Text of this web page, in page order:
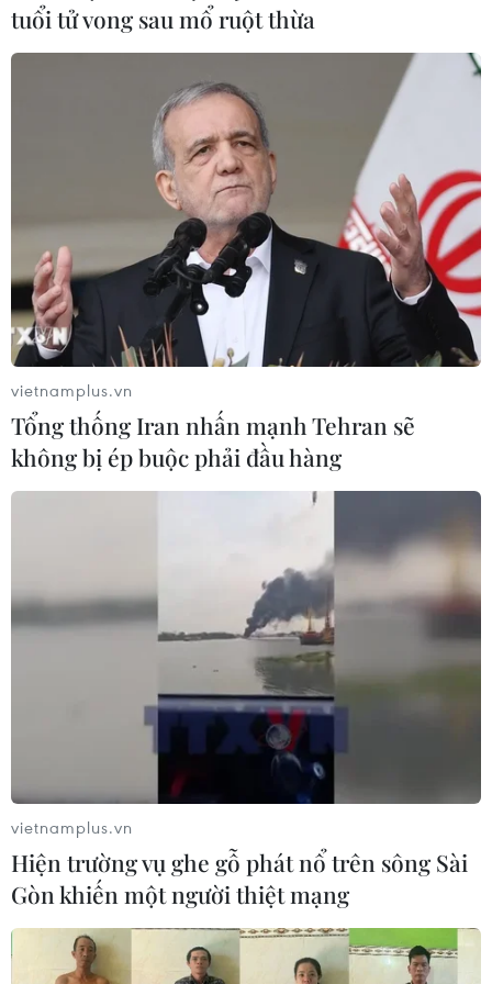
SPA đưa tin các nhà hòa giải lấy làm tiếc về việc các
bên tham chiến tại Sudan "đã không thể nhất trí về lệnh
ngừng bắn trong vòng đầu tiên này."
tuổi tử vong sau mổ ruột thừa
vietnamplus.vn
Tổng thống Iran nhấn mạnh Tehran sẽ
không bị ép buộc phải đầu hàng
vietnamplus.vn
Hiện trường vụ ghe gỗ phát nổ trên sông Sài
Gòn khiến một người thiệt mạng